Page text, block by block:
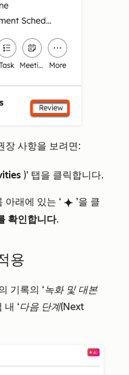
장 사항을 보려면:
)’ 탭을 클릭합니다.
아래에 있는 ‘ breezeSingleStar ’을 클
확인합니다.
용
기록의 ‘녹화 및 대본
내 ‘다음 단계(Next